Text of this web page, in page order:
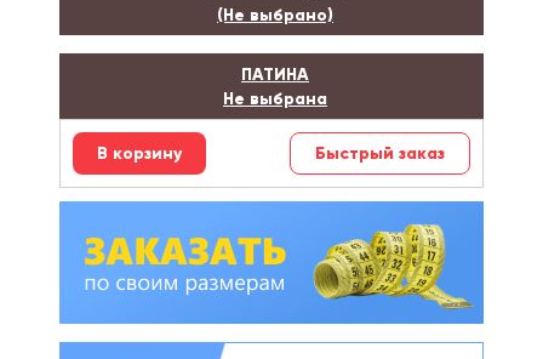
(Не выбрано)
ПАТИНА
Не выбрана
Быстрый заказ